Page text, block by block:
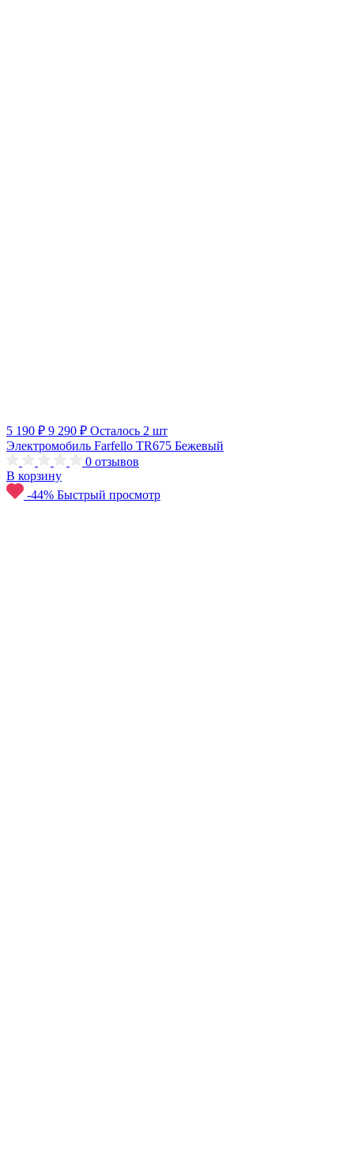
5 190 ₽ 9 290 ₽ Осталось 2 шт
Электромобиль Farfello TR675 Бежевый
0 отзывов
В корзину
-44% Быстрый просмотр